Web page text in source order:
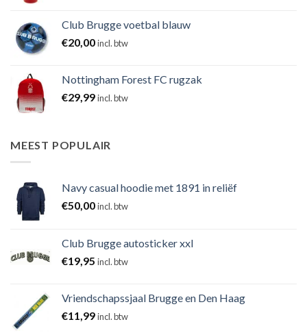
Club Brugge voetbal blauw
€20,00incl. btw
Nottingham Forest FC rugzak
€29,99incl. btw
MEEST POPULAIR
Navy casual hoodie met 1891 in reliëf
€50,00incl. btw
Club Brugge autosticker xxl
€19,95 incl. btw
Vriendschapssjaal Brugge en Den Haag
€11,99incl. btw